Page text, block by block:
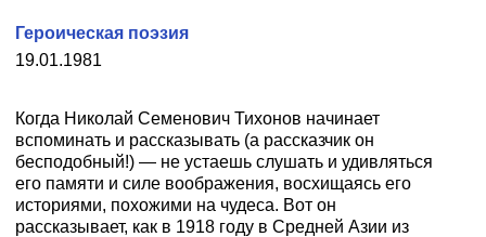
19.01.1981
Героическая поэзия
Когда Николай Семенович Тихонов начинает
вспоминать и рассказывать (а рассказчик он
бесподобный!) — не устаешь слушать и удивляться
его памяти и силе воображения, восхищаясь его
историями, похожими на чудеса. Вот он
рассказывает, как в 1918 году в Средней Азии из